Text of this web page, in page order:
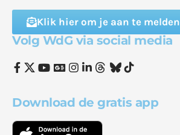
Klik hier om je aan te melden
Volg WdG via social media
Download de gratis app